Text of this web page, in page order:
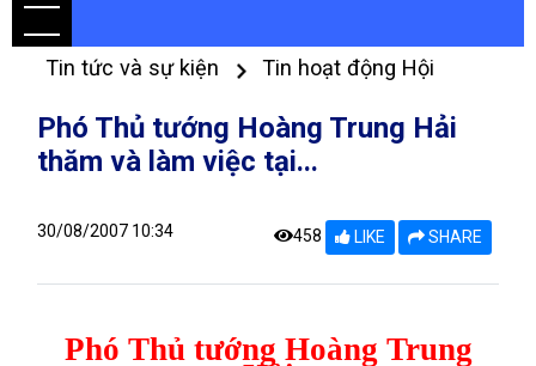
Tin tức và sự kiện Tin hoạt động Hội
Phó Thủ tướng Hoàng Trung Hải
thăm và làm việc tại...
30/08/2007 10:34 458 LIKE SHARE
Phó Thủ tướng Hoàng Trung